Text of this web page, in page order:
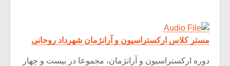
مستر کلاس ارکستراسیون و آرانژمان شهرداد روحانی
دوره ارکستراسیون و آرانژمان، مجموعا در بیست و چهار